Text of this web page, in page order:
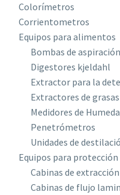
Colorímetros
Corrientometros
Equipos para alimentos
Bombas de
Digestores kjeldahl
Extractor para la
Extractores de
Medidores de
Penetrómetros
Unidades de
Equipos para protección
Cabinas de
Cabinas de flujo